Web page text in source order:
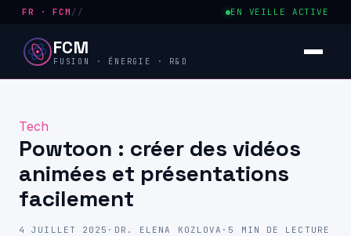
FR · FCM // EN VEILLE ACTIVE
FCM
FUSION · ÉNERGIE · R&D
Tech
Powtoon : créer des vidéos
animées et présentations
facilement
4 JUILLET 2025 · DR. ELENA KOZLOVA · 5 MIN DE LECTURE